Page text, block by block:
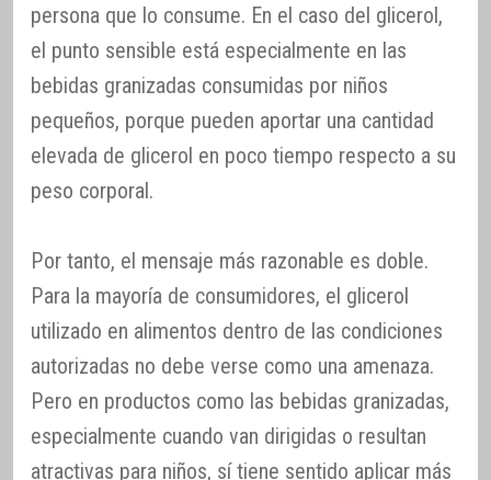
persona que lo consume. En el caso del glicerol,
el punto sensible está especialmente en las
bebidas granizadas consumidas por niños
pequeños, porque pueden aportar una cantidad
elevada de glicerol en poco tiempo respecto a su
peso corporal.
Por tanto, el mensaje más razonable es doble.
Para la mayoría de consumidores, el glicerol
utilizado en alimentos dentro de las condiciones
autorizadas no debe verse como una amenaza.
Pero en productos como las bebidas granizadas,
especialmente cuando van dirigidas o resultan
atractivas para niños, sí tiene sentido aplicar más